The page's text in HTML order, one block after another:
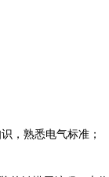
，熟悉电气标准；